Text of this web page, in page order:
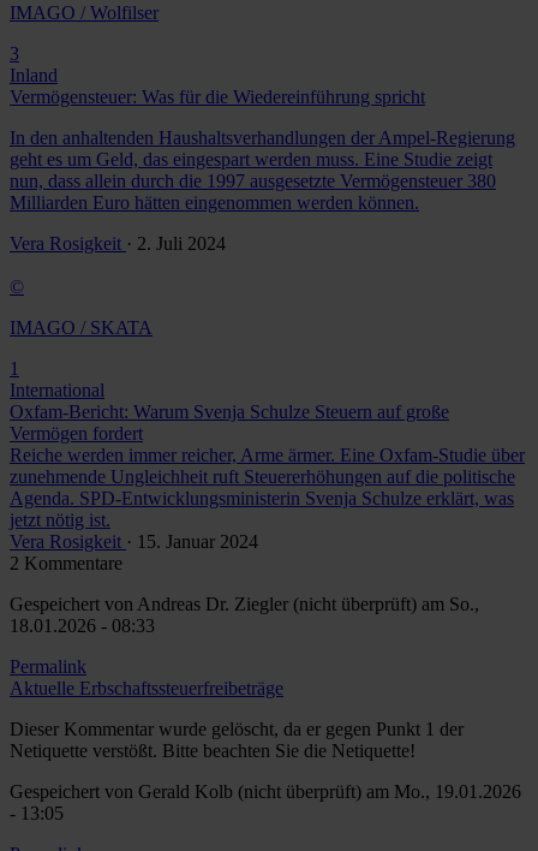
IMAGO / Wolfilser
3
Inland
Vermögensteuer: Was für die Wiedereinführung spricht
In den anhaltenden Haushaltsverhandlungen der Ampel-Regierung
geht es um Geld, das eingespart werden muss. Eine Studie zeigt
nun, dass allein durch die 1997 ausgesetzte Vermögensteuer 380
Milliarden Euro hätten eingenommen werden können.
Vera Rosigkeit · 2. Juli 2024
©
IMAGO / SKATA
1
International
Oxfam-Bericht: Warum Svenja Schulze Steuern auf große
Vermögen fordert
Reiche werden immer reicher, Arme ärmer. Eine Oxfam-Studie über
zunehmende Ungleichheit ruft Steuererhöhungen auf die politische
Agenda. SPD-Entwicklungsministerin Svenja Schulze erklärt, was
jetzt nötig ist.
Vera Rosigkeit · 15. Januar 2024
2 Kommentare
Gespeichert von Andreas Dr. Ziegler (nicht überprüft) am So.,
18.01.2026 - 08:33
Permalink
Aktuelle Erbschaftssteuerfreibeträge
Dieser Kommentar wurde gelöscht, da er gegen Punkt 1 der
Netiquette verstößt. Bitte beachten Sie die Netiquette!
Gespeichert von Gerald Kolb (nicht überprüft) am Mo., 19.01.2026
- 13:05